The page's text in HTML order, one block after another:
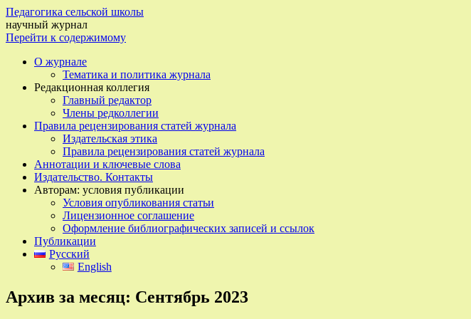
Педагогика сельской школы
научный журнал
Перейти к содержимому
О журнале
Тематика и политика журнала
Редакционная коллегия
Главный редактор
Члены редколлегии
Правила рецензирования статей журнала
Издательская этика
Правила рецензирования статей журнала
Аннотации и ключевые слова
Издательство. Контакты
Авторам: условия публикации
Условия опубликования статьи
Лицензионное соглашение
Оформление библиографических записей и ссылок
Публикации
Русский
English
Архив за месяц: Сентябрь 2023